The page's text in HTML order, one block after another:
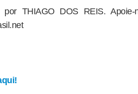
THIAGO DOS REIS. Apoie-